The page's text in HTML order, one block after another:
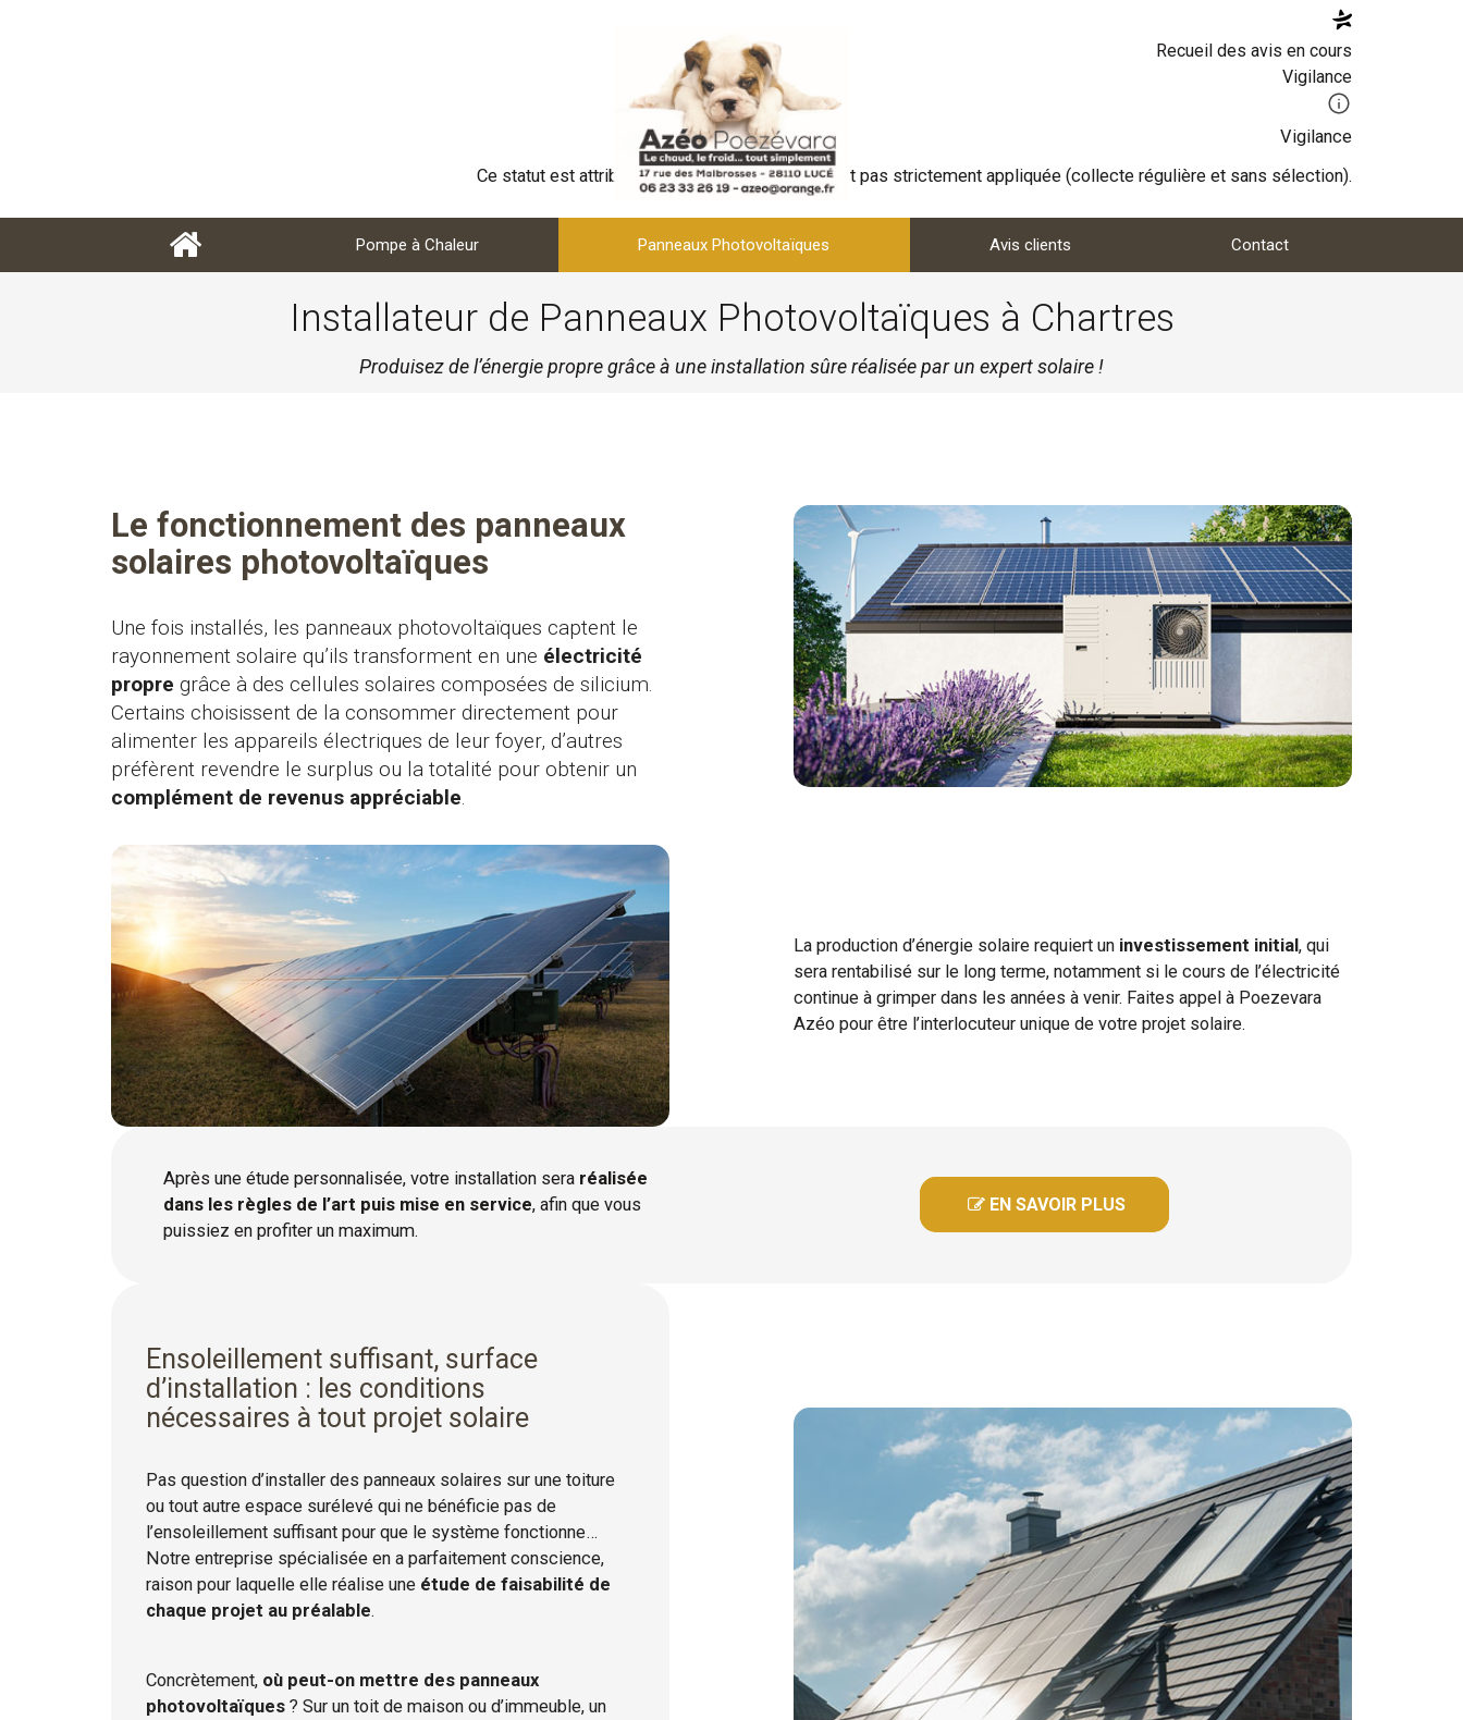
Recueil des avis en cours
Vigilance
Vigilance
Ce statut est attribué lorsque notre méthode n'est pas strictement appliquée (collecte régulière et sans sélection).
Pompe à Chaleur Panneaux Photovoltaïques Avis clients Contact
Installateur de Panneaux Photovoltaïques à Chartres
Produisez de l’énergie propre grâce à une installation sûre réalisée par un expert solaire !
Le fonctionnement des panneaux
solaires photovoltaïques
Une fois installés, les panneaux photovoltaïques captent le
rayonnement solaire qu’ils transforment en une électricité
propre grâce à des cellules solaires composées de silicium.
Certains choisissent de la consommer directement pour
alimenter les appareils électriques de leur foyer, d’autres
préfèrent revendre le surplus ou la totalité pour obtenir un
complément de revenus appréciable.
La production d’énergie solaire requiert un investissement initial , qui
sera rentabilisé sur le long terme, notamment si le cours de l’électricité
continue à grimper dans les années à venir. Faites appel à Poezevara
Azéo pour être l’interlocuteur unique de votre projet solaire.
Après une étude personnalisée, votre installation sera réalisée
dans les règles de l’art puis mise en service, afin que vous
puissiez en profiter un maximum.
 EN SAVOIR PLUS
Ensoleillement suffisant, surface
d’installation : les conditions
nécessaires à tout projet solaire
Pas question d’installer des panneaux solaires sur une toiture
ou tout autre espace surélevé qui ne bénéficie pas de
l’ensoleillement suffisant pour que le système fonctionne…
Notre entreprise spécialisée en a parfaitement conscience,
raison pour laquelle elle réalise une étude de faisabilité de
chaque projet au préalable.
Concrètement, où peut-on mettre des panneaux
photovoltaïques ? Sur un toit de maison ou d’immeuble, un